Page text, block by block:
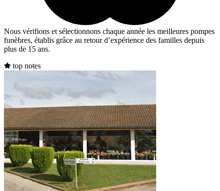
Nous vérifions et sélectionnons chaque année les meilleures pompes
funèbres, établis grâce au retour d’expérience des familles depuis
plus de 15 ans.
top notes